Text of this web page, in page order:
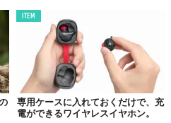
に本体のUSB Type-Cのポートに
でQi2規格のワイヤレス充電も可
用して、外出時にはスマートフ
方なんてこともできる。
ITEM
専用ケースに入れておくだけで、充
電ができるワイヤレスイヤホン。